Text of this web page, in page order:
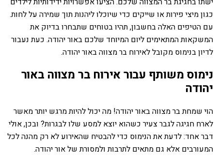
כגון מיצי פירות או שייקים כדי שיוכלו ליהנות תוך שמירה על לחות.
עם הטיפים האלה בחשבון, תהיו בטוחים שתבחרו בדיוק את
המשקאות המתאימים ליום המיוחד שלכם באור יהודה. כעת נעבור
לדיון בנימוס מקובל לאירוח בר מצווה באור יהודה.
נימוס משותף עבור אירוח בר מצווה באור
יהודה
הוי שמחת בר מצווה באור יהודה! מה יכול להיות מרגש יותר מאשר
לארח חגיגה לגבר צעיר כשהוא יוצא למסע שלו לבגרות? ובכן, אולי
דבר אחד: לדעת את הנימוס כדי להבטיח שהאירוע לא רק מהנה לכל
המעורבים אלא גם מתאים לתרבות ולמסורת של אור יהודה.